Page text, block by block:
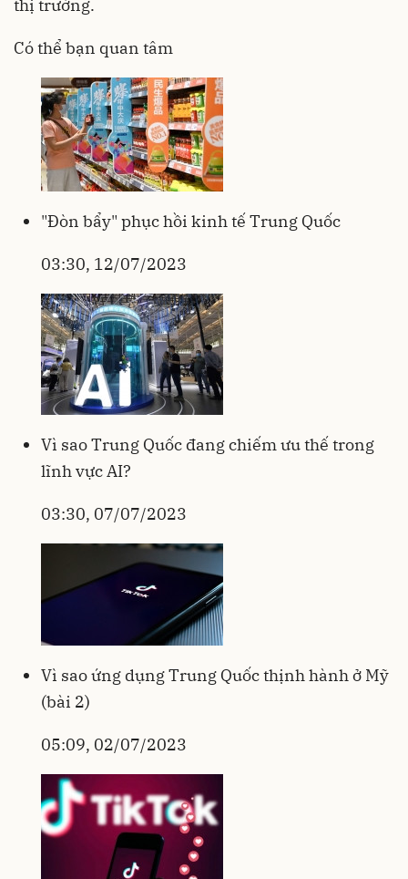
thị trường.
Có thể bạn quan tâm
"Đòn bẩy" phục hồi kinh tế Trung Quốc
03:30, 12/07/2023
Vì sao Trung Quốc đang chiếm ưu thế trong
lĩnh vực AI?
03:30, 07/07/2023
Vì sao ứng dụng Trung Quốc thịnh hành ở Mỹ
(bài 2)
05:09, 02/07/2023